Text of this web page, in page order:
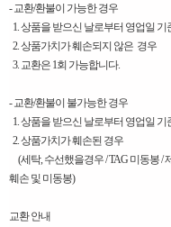
- 교환/환불이 가능한 경우
1. 상품을 받으신 날로부터 영업일
2. 상품가치가 훼손되지 않은 경우
3. 교환은 1회 가능합니다.
- 교환/환불이 불가능한 경우
1. 상품을 받으신 날로부터 영업일
2. 상품가치가 훼손된 경우
(세탁, 수선했을경우 / TAG 미동봉 /
훼손 및 미동봉)
교환 안내